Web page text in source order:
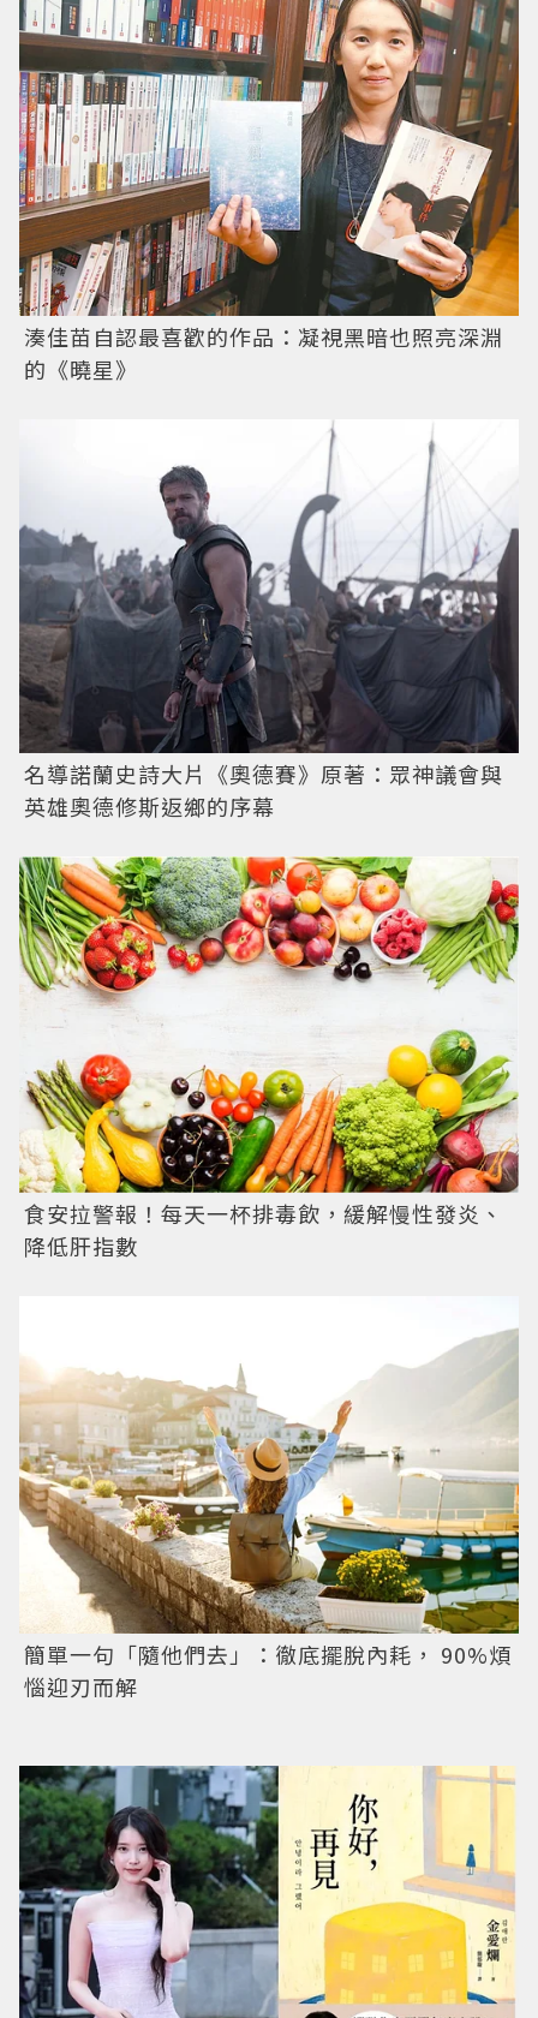
湊佳苗自認最喜歡的作品：凝視黑暗也照亮深淵
的《曉星》
名導諾蘭史詩大片《奧德賽》原著：眾神議會與
英雄奧德修斯返鄉的序幕
食安拉警報！每天一杯排毒飲，緩解慢性發炎、
降低肝指數
簡單一句「隨他們去」：徹底擺脫內耗， 90%煩
惱迎刃而解